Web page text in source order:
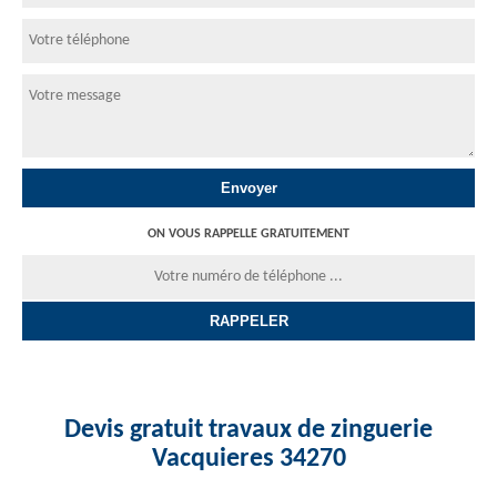
ON VOUS RAPPELLE GRATUITEMENT
Devis gratuit travaux de zinguerie
Vacquieres 34270